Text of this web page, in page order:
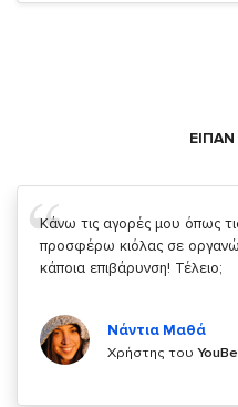
Σας ευχαριστώ που μας
κάτι!
Χρήστης του